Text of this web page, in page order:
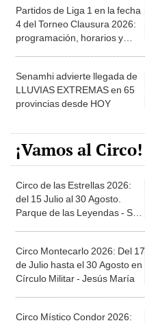
Partidos de Liga 1 en la fecha
4 del Torneo Clausura 2026:
programación, horarios y
Senamhi advierte llegada de
LLUVIAS EXTREMAS en 65
provincias desde HOY
¡Vamos al Circo!
Circo de las Estrellas 2026:
del 15 Julio al 30 Agosto.
Parque de las Leyendas - San
Circo Montecarlo 2026: Del 17
de Julio hasta el 30 Agosto en
Círculo Militar - Jesús María
Circo Místico Condor 2026: